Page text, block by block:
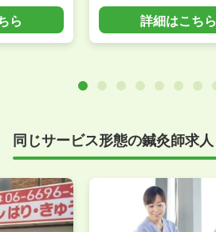
ら 詳細はこちら
同じサービス形態の鍼灸師求人